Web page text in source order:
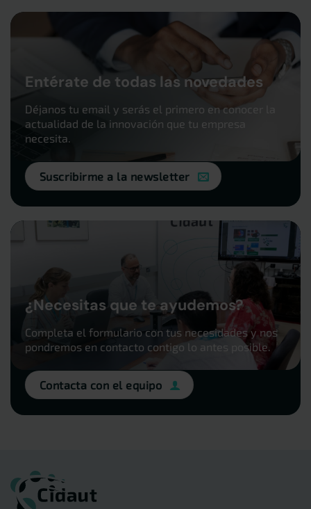
Entérate de todas las novedades
Déjanos tu email y serás el primero en conocer la
actualidad de la innovación que tu empresa
necesita.
Suscribirme a la newsletter
¿Necesitas que te ayudemos?
Completa el formulario con tus necesidades y nos
pondremos en contacto contigo lo antes posible.
Contacta con el equipo